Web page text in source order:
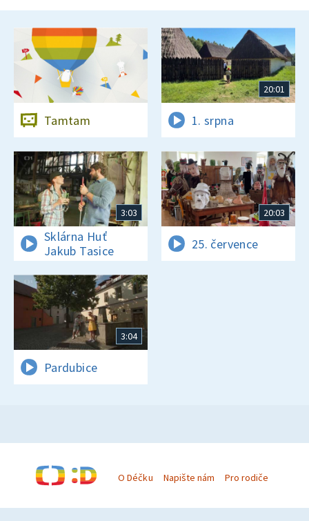
Tamtam
20:01
1. srpna
3:03
Sklárna Huť
Jakub Tasice
20:03
25. července
3:04
Pardubice
O Déčku Napište nám Pro rodiče